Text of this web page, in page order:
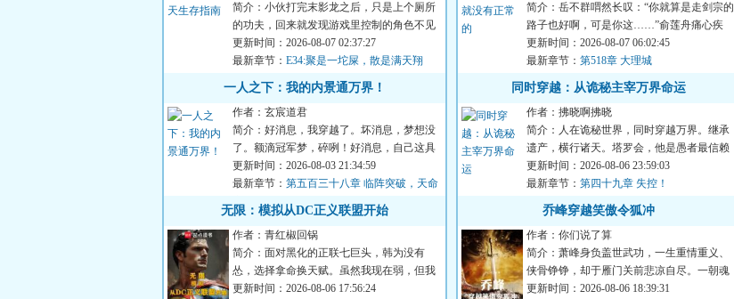
简介：小伙打完末影龙之后，只是上个厕所
的功夫，回来就发现游戏里控制的角色不见
了。《我的世界》的主角...
更新时间：2026-08-07 02:37:27
最新章节： E34:聚是一坨屎，散是满天翔
一人之下：我的内景通万界！
作者：玄宸道君
简介：好消息，我穿越了。坏消息，梦想没
了。额滴冠军梦，碎咧！好消息，自己这具
身体觉醒成为了异人。坏...
更新时间：2026-08-03 21:34:59
最新章节： 第五百三十八章 临阵突破，天命
之子的待遇
无限：模拟从DC正义联盟开始
作者：青红椒回锅
简介：面对黑化的正联七巨头，韩为没有
怂，选择拿命换天赋。虽然我现在弱，但我
能模拟试错！将来正联大厅...
更新时间：2026-08-06 17:56:24
简介：岳不群喟然长叹：“你就算是走剑宗的
路子也好啊，可是你这……”俞莲舟痛心疾
首：“早知道你会如此...
更新时间：2026-08-07 06:02:45
最新章节： 第518章 大理城
同时穿越：从诡秘主宰万界命运
作者：拂晓啊拂晓
简介：人在诡秘世界，同时穿越万界。继承
遗产，横行诸天。塔罗会，他是愚者最信赖
的挚友。坐忘道，他是红...
更新时间：2026-08-06 23:59:03
最新章节： 第四十九章 失控！
乔峰穿越笑傲令狐冲
作者：你们说了算
简介：萧峰身负盖世武功，一生重情重义、
侠骨铮铮，却于雁门关前悲凉自尽。一朝魂
穿笑傲江湖，化作华山大...
更新时间：2026-08-06 18:39:31